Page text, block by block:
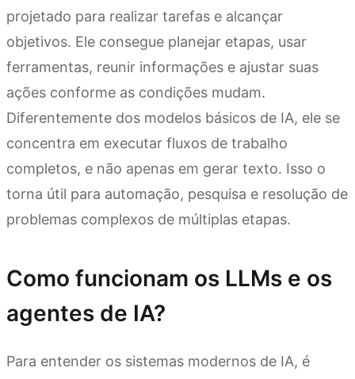
projetado para realizar tarefas e alcançar
objetivos. Ele consegue planejar etapas, usar
ferramentas, reunir informações e ajustar suas
ações conforme as condições mudam.
Diferentemente dos modelos básicos de IA, ele se
concentra em executar fluxos de trabalho
completos, e não apenas em gerar texto. Isso o
torna útil para automação, pesquisa e resolução de
problemas complexos de múltiplas etapas.
Como funcionam os LLMs e os
agentes de IA?
Para entender os sistemas modernos de IA, é